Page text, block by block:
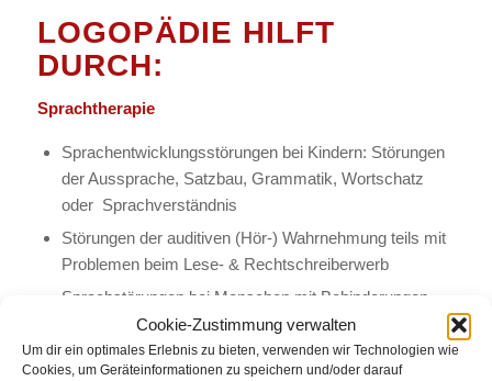
Cookie-Zustimmung verwalten
Um dir ein optimales Erlebnis zu bieten, verwenden wir Technologien wie
Cookies, um Geräteinformationen zu speichern und/oder darauf
LOGOPÄDIE HILFT
DURCH:
Sprachtherapie
Sprachentwicklungsstörungen bei Kindern: Störungen
der Aussprache, Satzbau, Grammatik, Wortschatz
oder Sprachverständnis
Störungen der auditiven (Hör-) Wahrnehmung teils mit
Problemen beim Lese- & Rechtschreiberwerb
Sprachstörungen bei Menschen mit Behinderungen
Sprachstörungen bei Erwachsenen
Aphasien / Apraxien